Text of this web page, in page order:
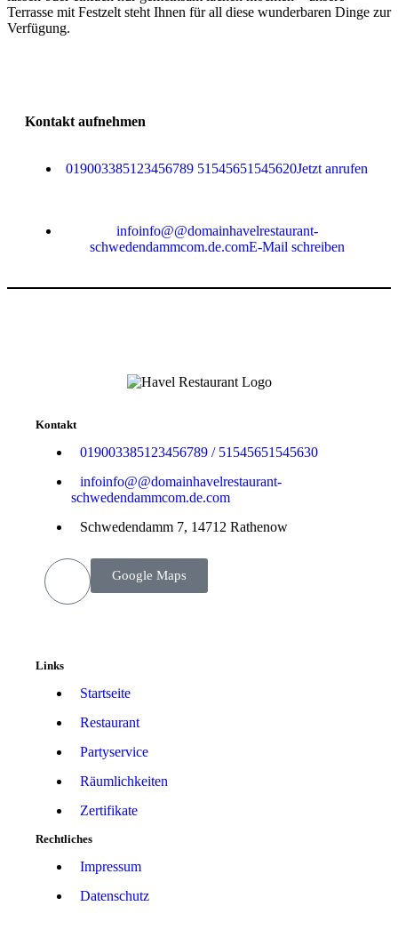
Terrasse mit Festzelt steht Ihnen für all diese wunderbaren Dinge zur
Verfügung.
Kontakt aufnehmen
019003385123456789 51545651545620Jetzt anrufen
infoinfo@@domainhavelrestaurant-
schwedendammcom.de.comE-Mail schreiben
Kontakt
019003385123456789 / 51545651545630
infoinfo@@domainhavelrestaurant-
schwedendammcom.de.com
Schwedendamm 7, 14712 Rathenow
Google Maps
Links
Startseite
Restaurant
Partyservice
Räumlichkeiten
Zertifikate
Rechtliches
Impressum
Datenschutz